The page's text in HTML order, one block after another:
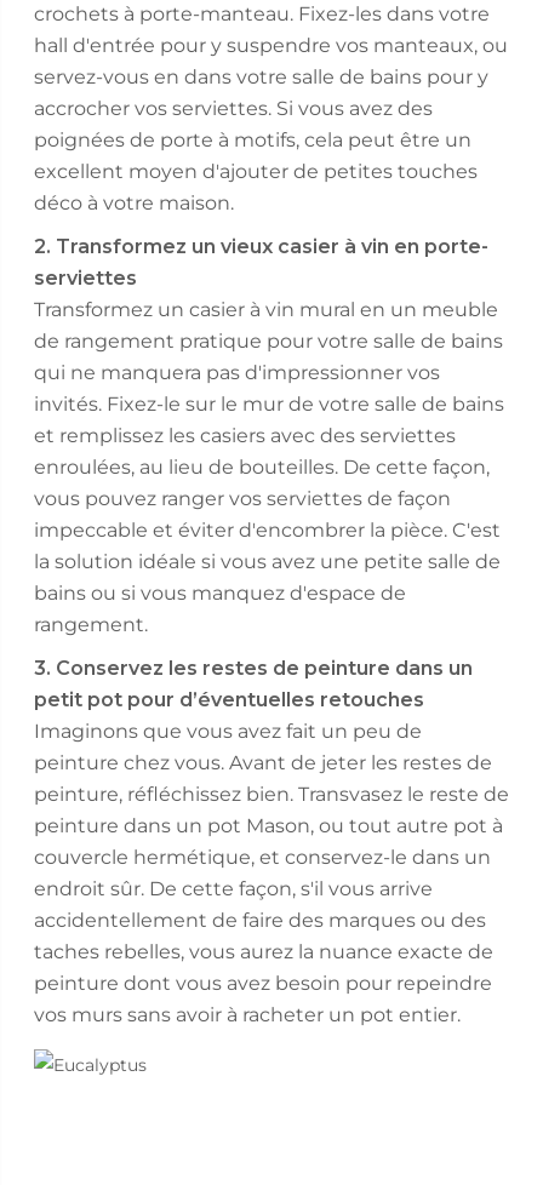
crochets à porte-manteau. Fixez-les dans votre
hall d'entrée pour y suspendre vos manteaux, ou
servez-vous en dans votre salle de bains pour y
accrocher vos serviettes. Si vous avez des
poignées de porte à motifs, cela peut être un
excellent moyen d'ajouter de petites touches
déco à votre maison.
2. Transformez un vieux casier à vin en porte-
serviettes
Transformez un casier à vin mural en un meuble
de rangement pratique pour votre salle de bains
qui ne manquera pas d'impressionner vos
invités. Fixez-le sur le mur de votre salle de bains
et remplissez les casiers avec des serviettes
enroulées, au lieu de bouteilles. De cette façon,
vous pouvez ranger vos serviettes de façon
impeccable et éviter d'encombrer la pièce. C'est
la solution idéale si vous avez une petite salle de
bains ou si vous manquez d'espace de
rangement.
3. Conservez les restes de peinture dans un
petit pot pour d’éventuelles retouches
Imaginons que vous avez fait un peu de
peinture chez vous. Avant de jeter les restes de
peinture, réfléchissez bien. Transvasez le reste de
peinture dans un pot Mason, ou tout autre pot à
couvercle hermétique, et conservez-le dans un
endroit sûr. De cette façon, s'il vous arrive
accidentellement de faire des marques ou des
taches rebelles, vous aurez la nuance exacte de
peinture dont vous avez besoin pour repeindre
vos murs sans avoir à racheter un pot entier.